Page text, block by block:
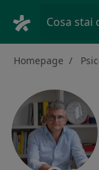
Cosa stai
Homepage